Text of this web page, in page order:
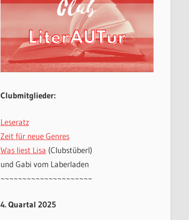
Clubmitglieder:
Leseratz
Zeit für neue Genres
Was liest Lisa (Clubstüberl)
und Gabi vom Laberladen
~~~~~~~~~~~~~~~~~~~~~
4. Quartal 2025